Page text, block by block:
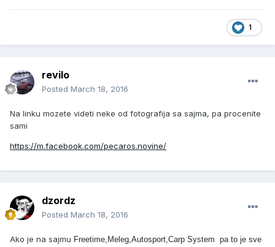
1
revilo
Posted March 18, 2016
Na linku mozete videti neke od fotografija sa sajma, pa procenite
sami
https://m.facebook.com/pecaros.novine/
dzordz
Posted March 18, 2016
Ako je na sajmu Freetime,Meleg,Autosport,Carp System pa to je sve